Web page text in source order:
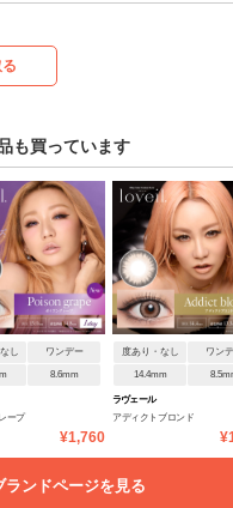
も買っています
し ワンデー
8.6mm
ープ
¥1,760
度あり・なし ワン
14.4mm
ラヴェール
アディクトブロンド
ランドページを見る